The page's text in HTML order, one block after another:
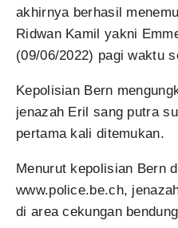
akhirnya berhasil
Ridwan Kamil yakni
(09/06/2022) pagi waktu
Kepolisian Bern
jenazah Eril sang putra
pertama kali ditemukan.
Menurut kepolisian Bern
www.police.be.ch,
di area cekungan